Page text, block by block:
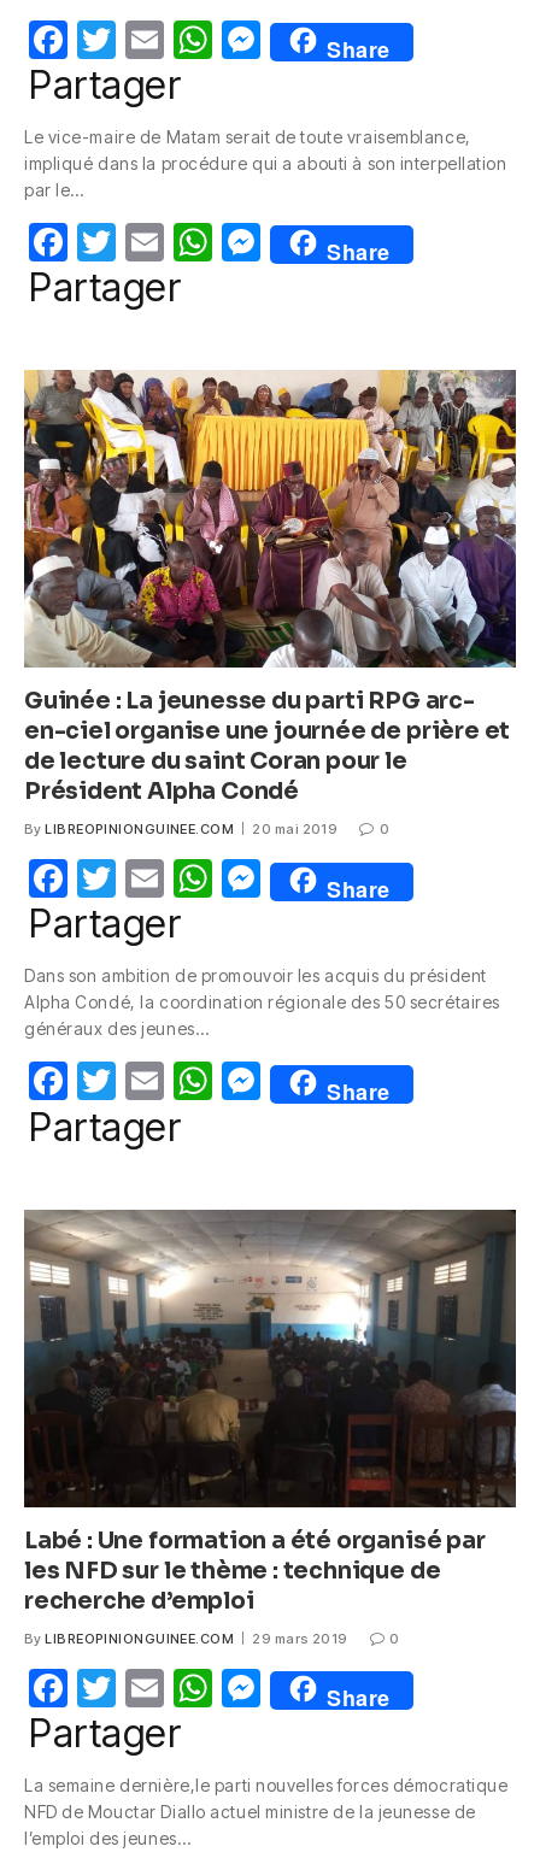
F
a
e
b
o
o
k
T
w
itt
er
E
m
W
s
p
p
M
e
e
g
er
Share
Partager
Le vice-maire de Matam serait de toute vraisemblance,
impliqué dans la procédure qui a abouti à son interpellation
par le…
F
a
e
b
o
o
k
T
w
itt
er
E
m
W
s
A
p
p
M
e
e
n
g
er
Share
Partager
Guinée : La jeunesse du parti RPG arc-
en-ciel organise une journée de prière et
de lecture du saint Coran pour le
Président Alpha Condé
By LIBREOPINIONGUINEE.COM 20 mai 2019 0
F
a
e
b
o
o
k
T
w
itt
er
E
m
W
s
p
p
M
e
e
g
er
Share
Partager
Dans son ambition de promouvoir les acquis du président
Alpha Condé, la coordination régionale des 50 secrétaires
généraux des jeunes…
F
a
b
o
k
T
w
itt
E
m
W
A
p
p
M
e
n
g
er
Share
Partager
Labé : Une formation a été organisé par
les NFD sur le thème : technique de
recherche d’emploi
By LIBREOPINIONGUINEE.COM 29 mars 2019 0
F
a
e
b
T
w
itt
er
E
m
W
s
M
e
e
Share
Partager
La semaine dernière,le parti nouvelles forces démocratique
NFD de Mouctar Diallo actuel ministre de la jeunesse de
l’emploi des jeunes…